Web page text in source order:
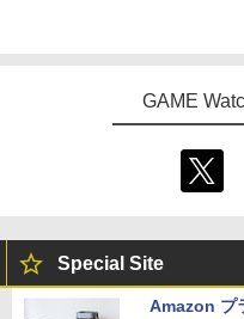
GAME
Special Site
Amazon プ